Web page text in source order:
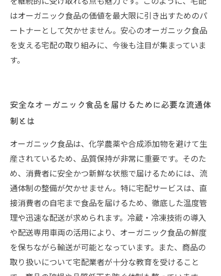
はオーガニック食品の価値を最大限に引き出すためのパ
ートナーとして欠かせません。安心のオーガニック食品
を支える宅配の取り組みに、今後も注目が集まっていま
す。
安全なオーガニック食品を届けるために必要な流通体
制とは
オーガニック食品は、化学農薬や合成添加物を避けて生
産されているため、品質保持が非常に重要です。そのた
め、消費者に安全かつ新鮮な状態で届けるためには、流
通体制の整備が欠かせません。特に宅配サービスは、直
接消費者の自宅まで食品を届けるため、徹底した温度管
理や迅速な配送が求められます。冷蔵・冷凍技術の導入
や配送専用車両の活用により、オーガニック食品の鮮度
を保ちながら輸送が可能となっています。また、商品の
取り扱いについて宅配業者が十分な教育を受けること